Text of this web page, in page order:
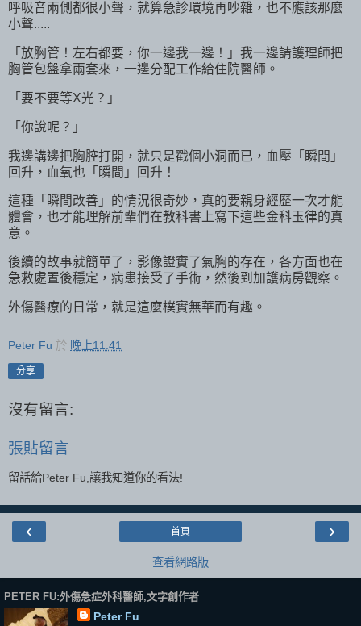
呼吸音兩側都很小聲，就算急診環境再吵雜，也不應該那麼
小聲.....
「放胸管！左右都要，你一邊我一邊！」我一邊請護理師把
胸管包盤拿兩套來，一邊分配工作給住院醫師。
「要不要等X光？」
「你說呢？」
我邊講邊把胸腔打開，就只是戳個小洞而已，血壓「瞬間」
回升，血氧也「瞬間」回升！
這種「瞬間改善」的情況很奇妙，真的要親身經歷一次才能
體會，也才能理解前輩們在教科書上寫下這些金科玉律的真
意。
後續的故事就簡單了，影像證實了氣胸的存在，各方面也在
急救處置後穩定，病患接受了手術，然後到加護病房觀察。
外傷醫療的日常，就是這麼樸實無華而有趣。
Peter Fu 於 晚上11:41
分享
沒有留言:
張貼留言
留話給Peter Fu,讓我知道你的看法!
‹ ›
首頁
查看網路版
PETER FU:外傷急症外科醫師,文字創作者
Peter Fu